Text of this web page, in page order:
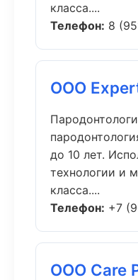
класса....
Телефон: 8
ООО
до 10 лет.
технологии и
класса....
Телефон: +7
ООО Care